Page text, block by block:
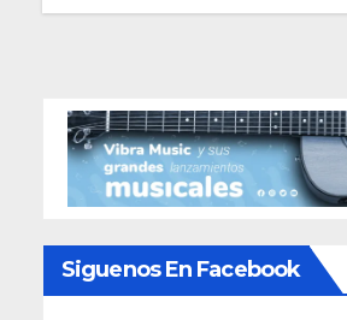
Siguenos En Facebook